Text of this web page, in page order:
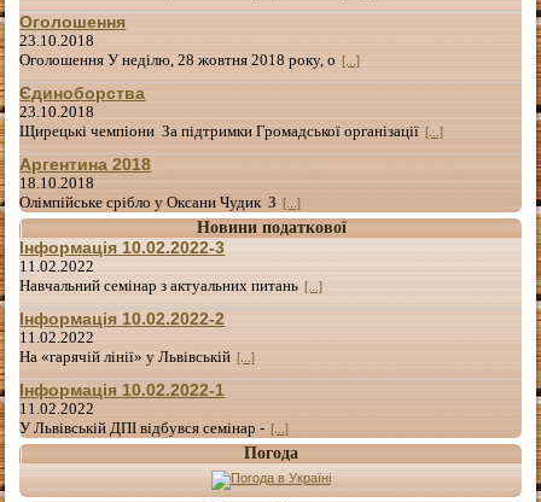
Оголошення
23.10.2018
Оголошення У неділю, 28 жовтня 2018 року, о [...]
Єдиноборства
23.10.2018
Щирецькі чемпіони За підтримки Громадської організації [...]
Аргентина 2018
18.10.2018
Олімпійське срібло у Оксани Чудик З [...]
Новини податкової
Інформація 10.02.2022-3
11.02.2022
Навчальний семінар з актуальних питань [...]
Інформація 10.02.2022-2
11.02.2022
На «гарячій лінії» у Львівській [...]
Інформація 10.02.2022-1
11.02.2022
У Львівській ДПІ відбувся семінар - [...]
Погода